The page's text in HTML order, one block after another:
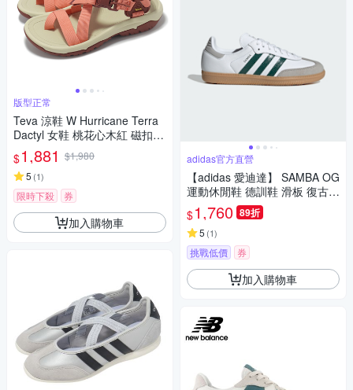
版型正常
Teva 涼鞋 W Hurricane Terra
Dactyl 女鞋 桃花心木紅 磁扣
鉤環 支撐 涼拖鞋 1169431MA
H
$1,881 $1,980
5 (1)
限時下殺 券
加入購物車
adidas官方直營
【adidas 愛迪達】 SAMBA OG
運動休閒鞋 德訓鞋 滑板 復古
女鞋 - Originals JI2724
$1,760 89折
5 (1)
挑戰低價 券
加入購物車